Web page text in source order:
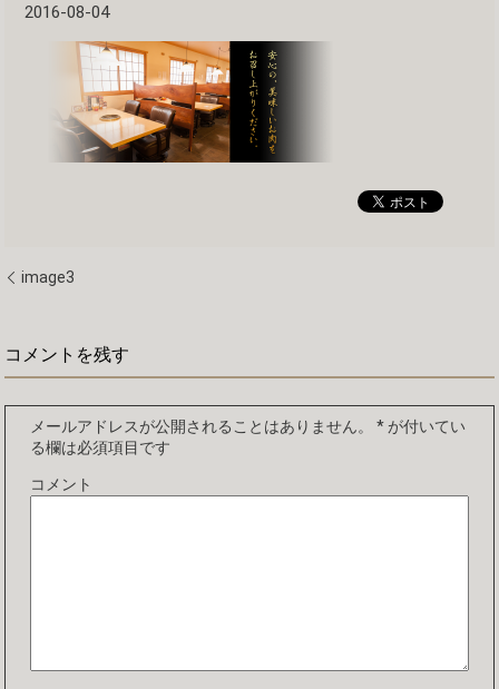
2016-08-04
image3
コメントを残す
メールアドレスが公開されることはありません。 * が付いてい
る欄は必須項目です
コメント